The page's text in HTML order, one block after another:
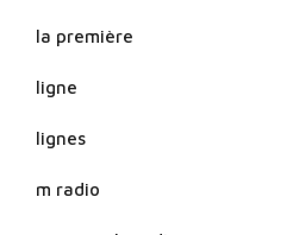
la première
ligne
lignes
m radio